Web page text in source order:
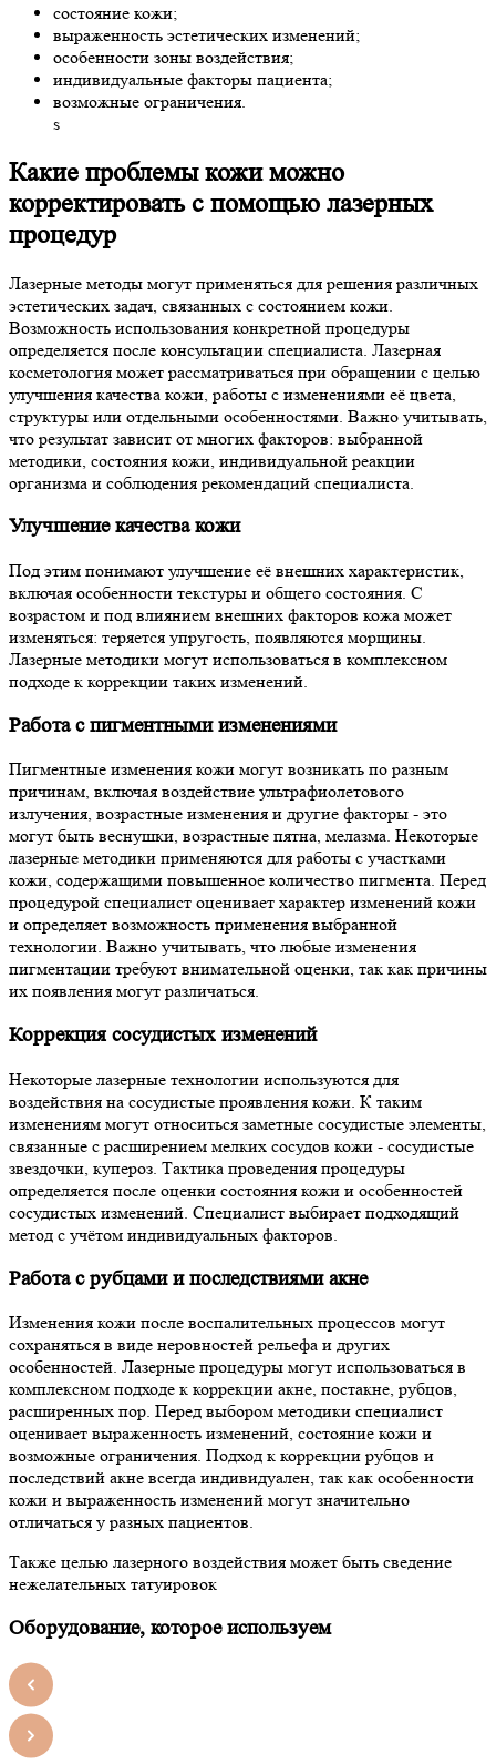
состояние кожи;
выраженность эстетических изменений;
особенности зоны воздействия;
индивидуальные факторы пациента;
возможные ограничения.
s
Какие проблемы кожи можно
корректировать с помощью лазерных
процедур
Лазерные методы могут применяться для решения различных
эстетических задач, связанных с состоянием кожи.
Возможность использования конкретной процедуры
определяется после консультации специалиста. Лазерная
косметология может рассматриваться при обращении с целью
улучшения качества кожи, работы с изменениями её цвета,
структуры или отдельными особенностями. Важно учитывать,
что результат зависит от многих факторов: выбранной
методики, состояния кожи, индивидуальной реакции
организма и соблюдения рекомендаций специалиста.
Улучшение качества кожи
Под этим понимают улучшение её внешних характеристик,
включая особенности текстуры и общего состояния. С
возрастом и под влиянием внешних факторов кожа может
изменяться: теряется упругость, появляются морщины.
Лазерные методики могут использоваться в комплексном
подходе к коррекции таких изменений.
Работа с пигментными изменениями
Пигментные изменения кожи могут возникать по разным
причинам, включая воздействие ультрафиолетового
излучения, возрастные изменения и другие факторы - это
могут быть веснушки, возрастные пятна, мелазма. Некоторые
лазерные методики применяются для работы с участками
кожи, содержащими повышенное количество пигмента. Перед
процедурой специалист оценивает характер изменений кожи
и определяет возможность применения выбранной
технологии. Важно учитывать, что любые изменения
пигментации требуют внимательной оценки, так как причины
их появления могут различаться.
Коррекция сосудистых изменений
Некоторые лазерные технологии используются для
воздействия на сосудистые проявления кожи. К таким
изменениям могут относиться заметные сосудистые элементы,
связанные с расширением мелких сосудов кожи - сосудистые
звездочки, купероз. Тактика проведения процедуры
определяется после оценки состояния кожи и особенностей
сосудистых изменений. Специалист выбирает подходящий
метод с учётом индивидуальных факторов.
Работа с рубцами и последствиями акне
Изменения кожи после воспалительных процессов могут
сохраняться в виде неровностей рельефа и других
особенностей. Лазерные процедуры могут использоваться в
комплексном подходе к коррекции акне, постакне, рубцов,
расширенных пор. Перед выбором методики специалист
оценивает выраженность изменений, состояние кожи и
возможные ограничения. Подход к коррекции рубцов и
последствий акне всегда индивидуален, так как особенности
кожи и выраженность изменений могут значительно
отличаться у разных пациентов.
Также целью лазерного воздействия может быть сведение
нежелательных татуировок
Оборудование, которое используем